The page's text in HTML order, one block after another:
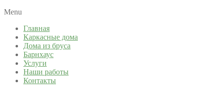
Menu
Главная
Каркасные дома
Дома из бруса
Барнхаус
Услуги
Наши работы
Контакты